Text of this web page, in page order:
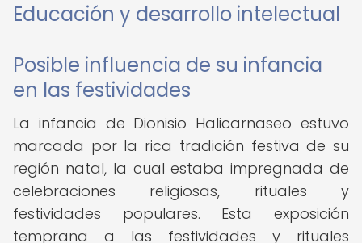
Educación y desarrollo intelectual
Posible influencia de su infancia
en las festividades
La infancia de Dionisio Halicarnaseo estuvo
marcada por la rica tradición festiva de su
región natal, la cual estaba impregnada de
celebraciones religiosas, rituales y
festividades populares. Esta exposición
temprana a las festividades y rituales